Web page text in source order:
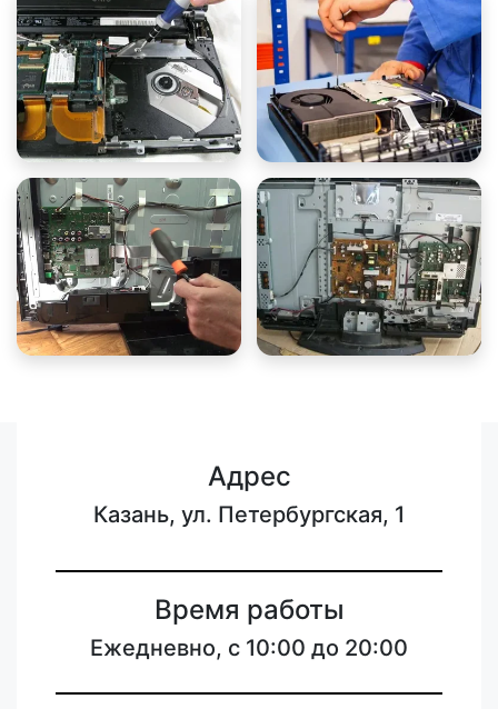
Адрес
Казань, ул. Петербургская, 1
Время работы
Ежедневно, с 10:00 до 20:00